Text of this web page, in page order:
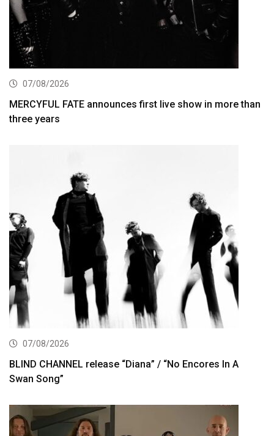
07/08/2026
MERCYFUL FATE announces first live show in more than
three years
07/08/2026
BLIND CHANNEL release “Diana” / “No Encores In A
Swan Song”